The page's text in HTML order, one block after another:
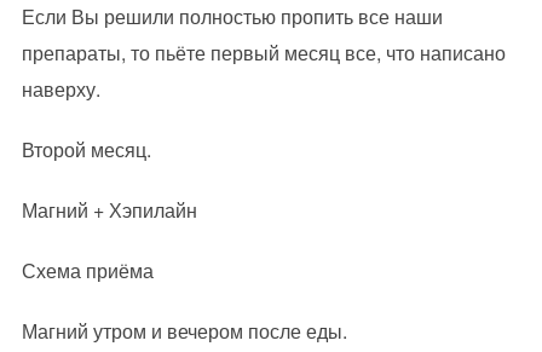
Если Вы решили полностью пропить все наши
препараты, то пьёте первый месяц все, что написано
наверху.
Второй месяц.
Магний + Хэпилайн
Схема приёма
Магний утром и вечером после еды.